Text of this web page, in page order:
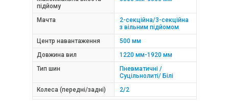
підйому
Мачта
2-секційна/3-секційна
з вільним підйомом
Центр навантаження
500 мм
Довжина вил
1220 мм-1920 мм
Тип шин
Пневматичні /
Суцільнолиті/ Білі
Колеса (передні/задні)
2/2